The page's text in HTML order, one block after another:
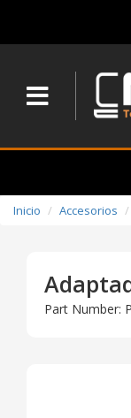
Inicio Accesorios
Part Number: